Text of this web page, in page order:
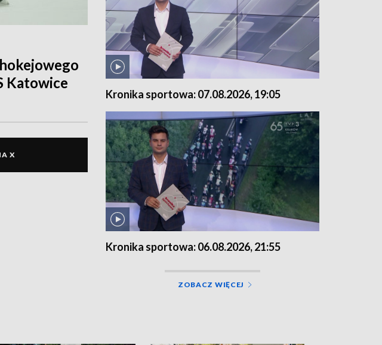
Katowice
X
Kronika sportowa: 07.08.2026, 19:05
Kronika sportowa: 06.08.2026, 21:55
ZOBACZ WIĘCEJ